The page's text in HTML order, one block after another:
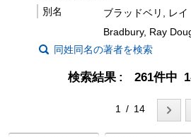
別名
ブラッドベリ, レイ
Bradbury, Ray
同姓同名の著者を検索
検索結果 261件中
1 / 14